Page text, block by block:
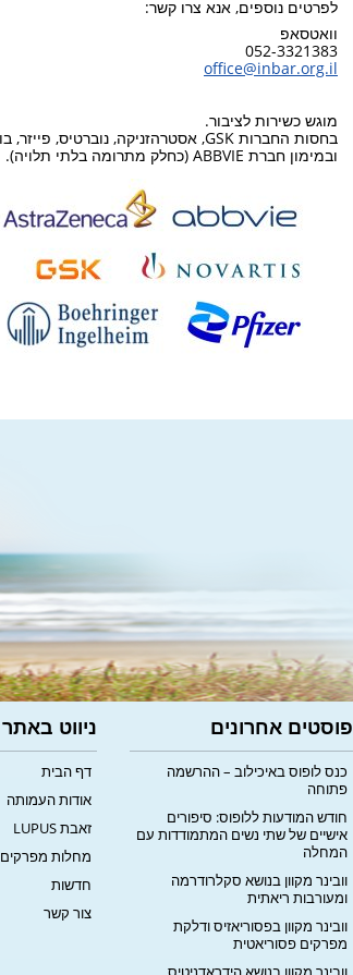
לפרטים נוספים, אנא צרו קשר:
וואטסאפ
052-3321383
office@inbar.org.il
מוגש כשירות לציבור.
בחסות החברות GSK, אסטרהזניקה, נוברטיס, פייזר, בורינגר אינגלהיים.
ובמימון חברת ABBVIE (כחלק מתרומה בלתי תלויה).
פוסטים אחרונים
כנס לופוס באיכילוב – ההרשמה
פתוחה
חודש המודעות ללופוס: סיפורים
אישיים של שתי נשים המתמודדות עם
המחלה
וובינר מקוון בנושא סקלרודרמה
ומעורבות ריאתית
וובינר מקוון בפסוריאזיס ודלקת
מפרקים פסוריאטית
ניווט באתר
דף הבית
אודות העמותה
זאבת LUPUS
מחלות מפרקים
חדשות
צור קשר